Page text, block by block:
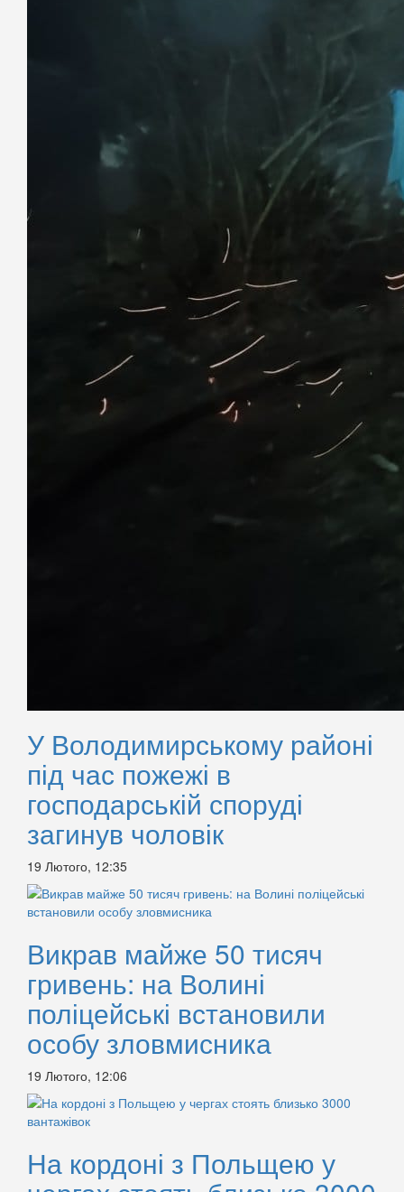
У Володимирському районі
під час пожежі в
господарській споруді
загинув чоловік
19 Лютого, 12:35
Викрав майже 50 тисяч
гривень: на Волині
поліцейські встановили
особу зловмисника
19 Лютого, 12:06
На кордоні з Польщею у